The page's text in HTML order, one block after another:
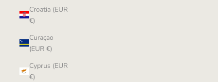
Croatia (EUR
€)
Curaçao
(EUR €)
Cyprus (EUR
€)